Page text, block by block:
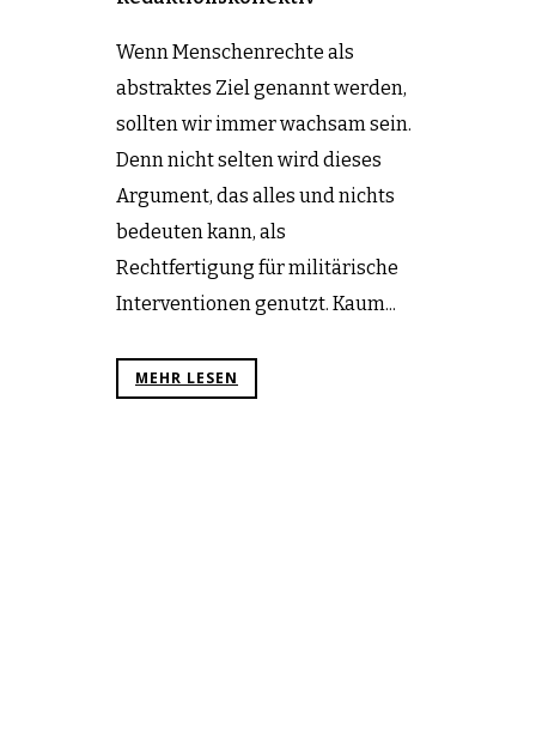
Wenn Menschenrechte als
abstraktes Ziel genannt werden,
sollten wir immer wachsam sein.
Denn nicht selten wird dieses
Argument, das alles und nichts
bedeuten kann, als
Rechtfertigung für militärische
Interventionen genutzt. Kaum...
MEHR LESEN